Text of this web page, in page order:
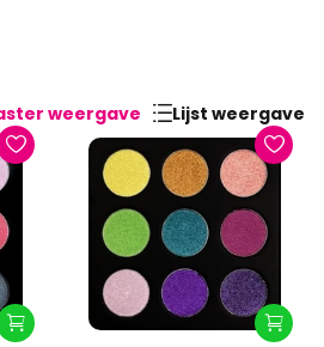
weergave
Lijst weergave